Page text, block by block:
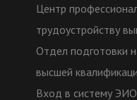
Центр
трудоустройству
Отдел подготовки
высшей
Вход в систему